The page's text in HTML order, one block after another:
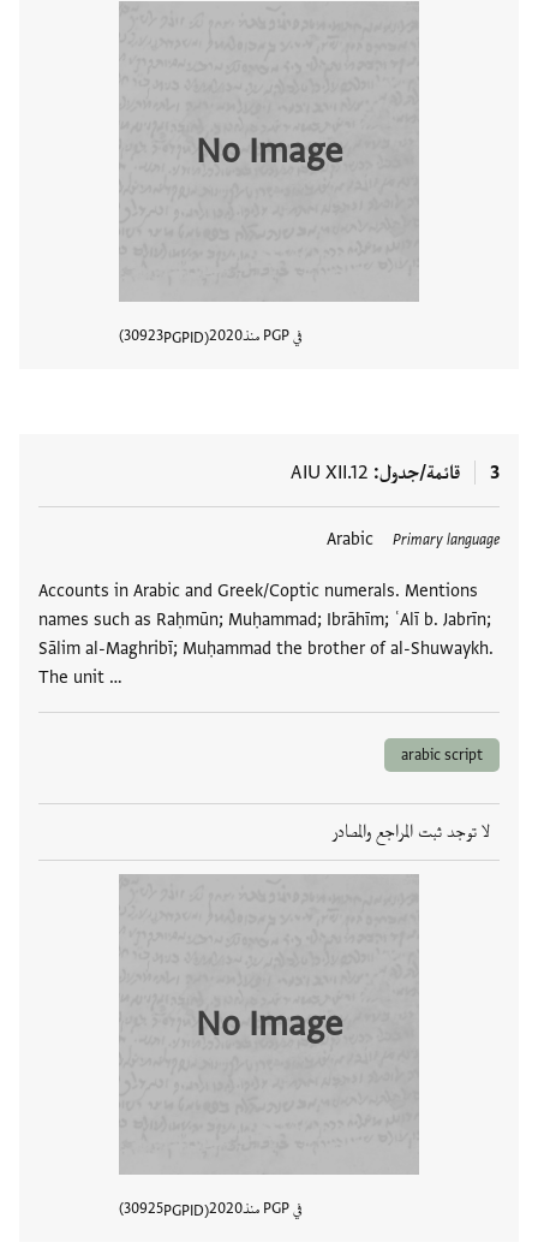
No Image
في PGP منذ 2020
PGPID
30923
3 قائمة/جدول AIU XII.12
Primary language
Arabic
Accounts in Arabic and Greek/Coptic numerals. Mentions
names such as Raḥmūn; Muḥammad; Ibrāhīm; ʿAlī b. Jabrīn;
Sālim al-Maghribī; Muḥammad the brother of al-Shuwaykh.
The unit …
العلامات
arabic script
لا توجد ثبت المراجع والمصادر
No Image
في PGP منذ 2020
PGPID
30925